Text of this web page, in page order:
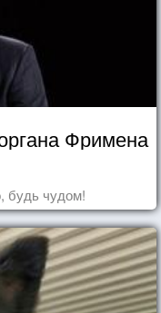
Фримена
будь чудом!